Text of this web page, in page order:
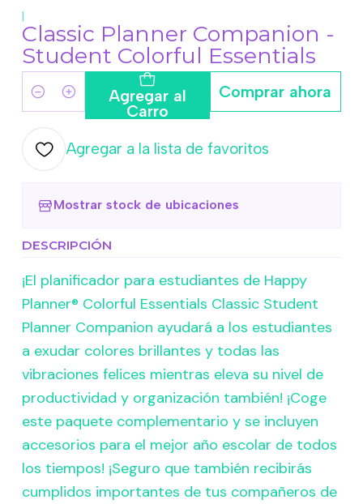
|
Classic Planner Companion -
Student Colorful Essentials
Cantidad Agregar al
Carro
Comprar ahora
Agregar a la lista de favoritos
Mostrar stock de ubicaciones
DESCRIPCIÓN
¡El planificador para estudiantes de Happy
Planner® Colorful Essentials Classic Student
Planner Companion ayudará a los estudiantes
a exudar colores brillantes y todas las
vibraciones felices mientras eleva su nivel de
productividad y organización también! ¡Coge
este paquete complementario y se incluyen
accesorios para el mejor año escolar de todos
los tiempos! ¡Seguro que también recibirás
cumplidos importantes de tus compañeros de